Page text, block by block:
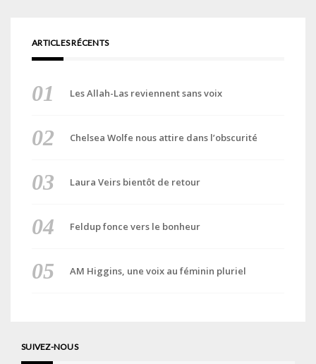
ARTICLES RÉCENTS
Les Allah-Las reviennent sans voix
Chelsea Wolfe nous attire dans l’obscurité
Laura Veirs bientôt de retour
Feldup fonce vers le bonheur
AM Higgins, une voix au féminin pluriel
SUIVEZ-NOUS